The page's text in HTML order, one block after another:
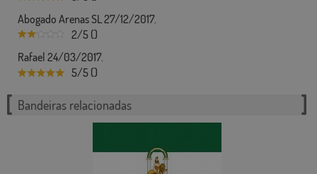
Abogado Arenas SL 27/12/2017.
2/5 ()
Rafael 24/03/2017.
5/5 ()
Bandeiras relacionadas